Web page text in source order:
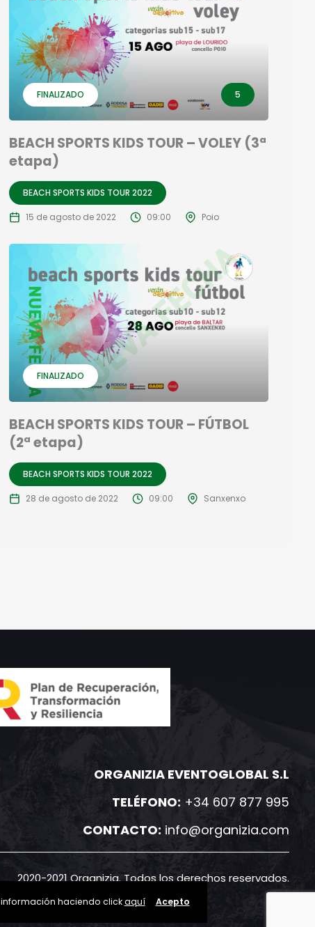
FINALIZADO 5
BEACH SPORTS KIDS TOUR – VOLEY (3ª
etapa)
BEACH SPORTS KIDS TOUR 2022
15 de agosto de 2022 09:00 Poio
FINALIZADO
BEACH SPORTS KIDS TOUR – FÚTBOL
(2ª etapa)
BEACH SPORTS KIDS TOUR 2022
28 de agosto de 2022 09:00 Sanxenxo
ORGANIZIA EVENTOGLOBAL S.L
TELÉFONO: +34 607 877 995
CONTACTO: info@organizia.com
2020-2021 Organizia. Todos los derechos reservados.
información haciendo clickaquí Acepto